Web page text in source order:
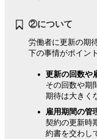
②について
労働者に更新の期
下の事情がポイン
更新の回数や
その回数や期
期待は大きく
雇用期間の管
契約の更新時
約書を交わし